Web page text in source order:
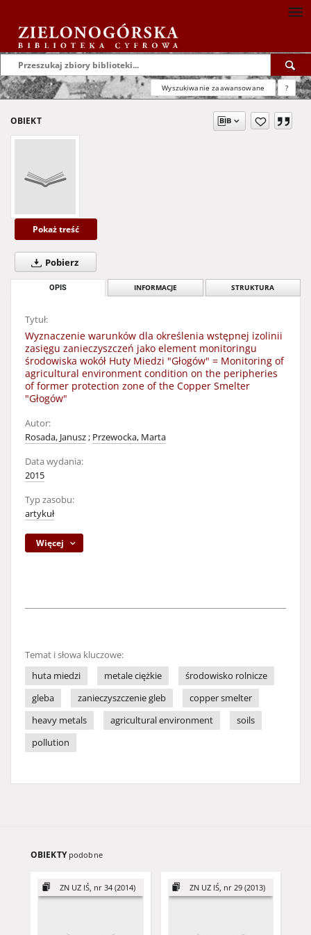
Wyszukiwanie zaawansowane ?
OBIEKT
Pokaż treść
Pobierz
OPIS INFORMACJE STRUKTURA
Tytuł:
Wyznaczenie warunków dla określenia wstępnej izolinii
zasięgu zanieczyszczeń jako element monitoringu
środowiska wokół Huty Miedzi "Głogów" = Monitoring of
agricultural environment condition on the peripheries
of former protection zone of the Copper Smelter
"Głogów"
Autor:
Rosada, Janusz; Przewocka, Marta
Data wydania:
2015
Typ zasobu:
artykuł
Więcej
Temat i słowa kluczowe:
huta miedzi
metale ciężkie
środowisko rolnicze
gleba
zanieczyszczenie gleb
copper smelter
heavy metals
agricultural environment
soils
pollution
OBIEKTY podobne
ZN UZ IŚ, nr 34 (2014) ZN UZ IŚ, nr 29 (2013)